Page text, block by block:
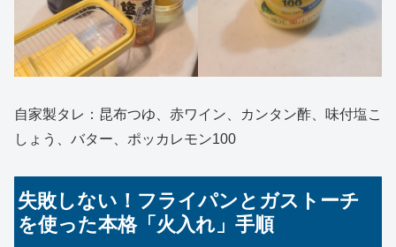
自家製タレ：昆布つゆ、赤ワイン、カンタン酢、味付塩こ
しょう、バター、ポッカレモン100
失敗しない！フライパンとガストーチ
を使った本格「火入れ」手順